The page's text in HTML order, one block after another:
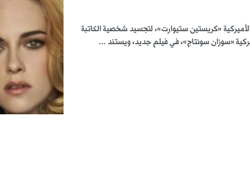
«كريستين ستيوارت»، لتجسيد شخصية الكاتبة
«سوزان سونتاج»، في فيلم جديد، ويستند ...